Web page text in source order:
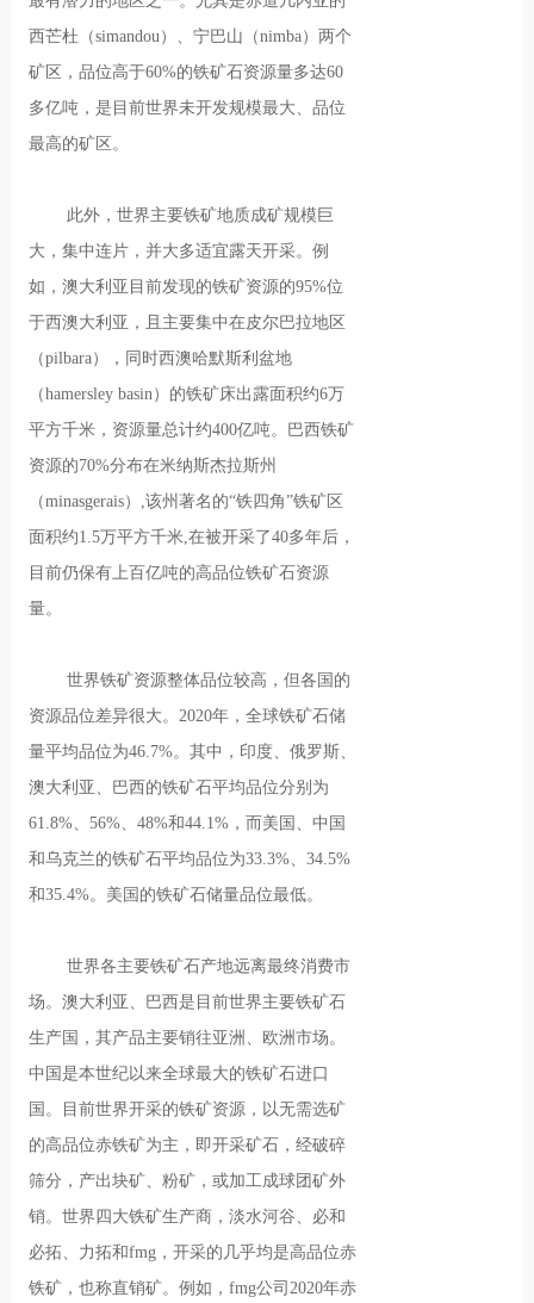
西芒杜（simandou）、宁巴山（nimba）两个
矿区，品位高于60%的铁矿石资源量多达60
多亿吨，是目前世界未开发规模最大、品位
最高的矿区。
此外，世界主要铁矿地质成矿规模巨
大，集中连片，并大多适宜露天开采。例
如，澳大利亚目前发现的铁矿资源的95%位
于西澳大利亚，且主要集中在皮尔巴拉地区
（pilbara），同时西澳哈默斯利盆地
（hamersley basin）的铁矿床出露面积约6万
平方千米，资源量总计约400亿吨。巴西铁矿
资源的70%分布在米纳斯杰拉斯州
（minasgerais）,该州著名的“铁四角”铁矿区
面积约1.5万平方千米,在被开采了40多年后，
目前仍保有上百亿吨的高品位铁矿石资源
量。
世界铁矿资源整体品位较高，但各国的
资源品位差异很大。2020年，全球铁矿石储
量平均品位为46.7%。其中，印度、俄罗斯、
澳大利亚、巴西的铁矿石平均品位分别为
61.8%、56%、48%和44.1%，而美国、中国
和乌克兰的铁矿石平均品位为33.3%、34.5%
和35.4%。美国的铁矿石储量品位最低。
世界各主要铁矿石产地远离最终消费市
场。澳大利亚、巴西是目前世界主要铁矿石
生产国，其产品主要销往亚洲、欧洲市场。
中国是本世纪以来全球最大的铁矿石进口
国。目前世界开采的铁矿资源，以无需选矿
的高品位赤铁矿为主，即开采矿石，经破碎
筛分，产出块矿、粉矿，或加工成球团矿外
销。世界四大铁矿生产商，淡水河谷、必和
必拓、力拓和fmg，开采的几乎均是高品位赤
铁矿，也称直销矿。例如，fmg公司2020年赤